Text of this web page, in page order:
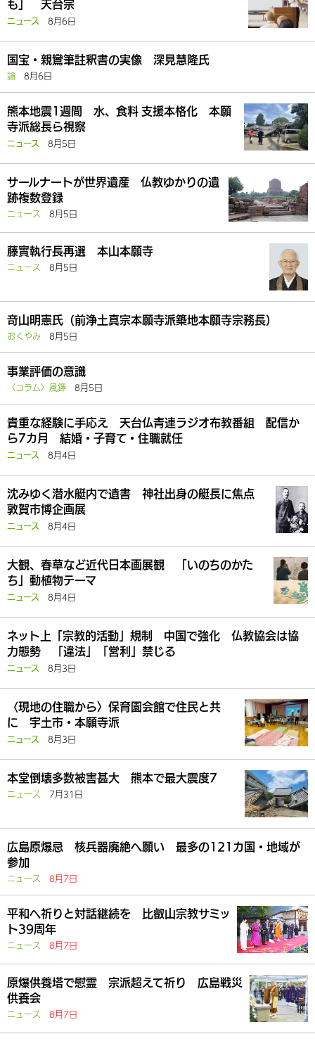
も」 天台宗
ニュース 8月6日
国宝・親鸞筆註釈書の実像 深見慧隆氏
論 8月6日
熊本地震1週間 水、食料 支援本格化 本願
寺派総長ら視察
ニュース 8月5日
サールナートが世界遺産 仏教ゆかりの遺
跡複数登録
ニュース 8月5日
藤實執行長再選 本山本願寺
ニュース 8月5日
竒山明憲氏（前浄土真宗本願寺派築地本願寺宗務長）
おくやみ 8月5日
事業評価の意識
〈コラム〉風鐸 8月5日
貴重な経験に手応え 天台仏青連ラジオ布教番組 配信か
ら7カ月 結婚・子育て・住職就任
ニュース 8月4日
沈みゆく潜水艇内で遺書 神社出身の艇長に焦点
敦賀市博企画展
ニュース 8月4日
大観、春草など近代日本画展観 「いのちのかた
ち」動植物テーマ
ニュース 8月4日
ネット上「宗教的活動」規制 中国で強化 仏教協会は協
力態勢 「違法」「営利」禁じる
ニュース 8月3日
〈現地の住職から〉保育園会館で住民と共
に 宇土市・本願寺派
ニュース 8月3日
本堂倒壊多数被害甚大 熊本で最大震度7
ニュース 7月31日
広島原爆忌 核兵器廃絶へ願い 最多の121カ国・地域が
参加
ニュース 8月7日
平和へ祈りと対話継続を 比叡山宗教サミッ
ト39周年
ニュース 8月7日
原爆供養塔で慰霊 宗派超えて祈り 広島戦災
供養会
ニュース 8月7日